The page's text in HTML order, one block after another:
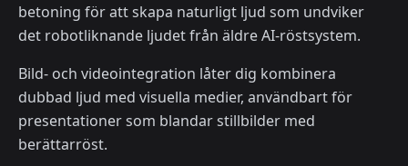
betoning för att skapa naturligt ljud som undviker
det robotliknande ljudet från äldre AI-röstsystem.
Bild- och videointegration låter dig kombinera
dubbad ljud med visuella medier, användbart för
presentationer som blandar stillbilder med
berättarröst.